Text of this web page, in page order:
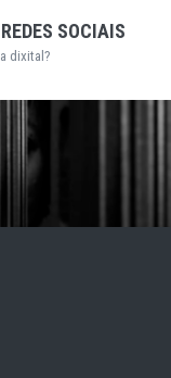
SOCIAIS
dixital?